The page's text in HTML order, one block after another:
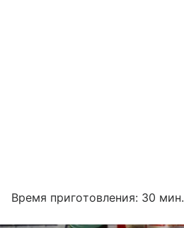
Время приготовления: 30 мин.